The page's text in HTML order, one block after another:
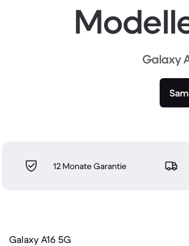
Galaxy
12 Monate Garantie
Galaxy A16 5G